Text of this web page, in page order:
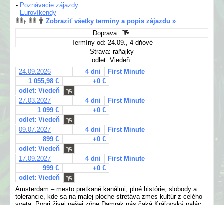
- Poznávacie zájazdy
- Eurovíkendy
Zobraziť všetky termíny a popis zájazdu »
Doprava:
Termíny od: 24.09., 4 dňové
Strava: raňajky
odlet: Viedeň
24.09.2026
4 dni
First Minute
1 055,98 €
+0 €
odlet: Viedeň
27.03.2027
4 dni
First Minute
1 099 €
+0 €
odlet: Viedeň
09.07.2027
4 dni
First Minute
899 €
+0 €
odlet: Viedeň
17.09.2027
4 dni
First Minute
999 €
+0 €
odlet: Viedeň
Amsterdam – mesto pretkané kanálmi, plné histórie, slobody a
tolerancie, kde sa na malej ploche stretáva zmes kultúr z celého